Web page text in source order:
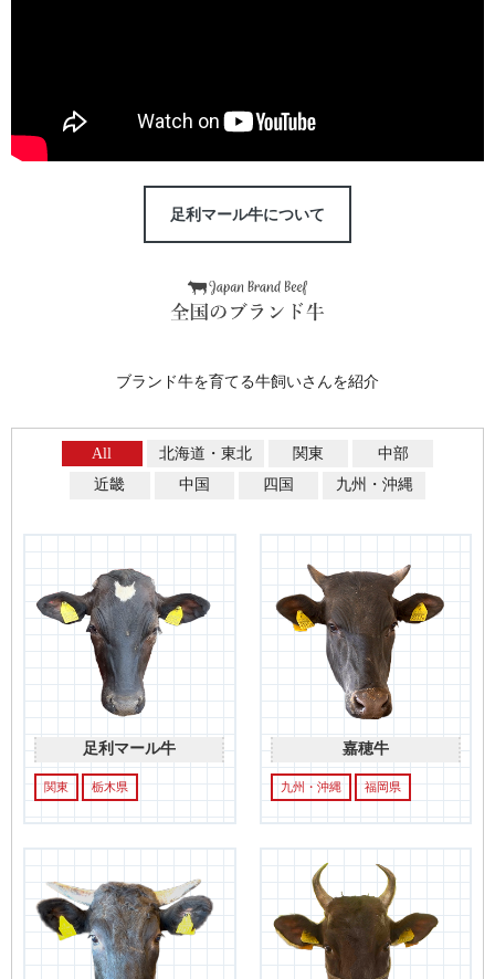
足利マール牛について
ブランド牛を育てる牛飼いさんを紹介